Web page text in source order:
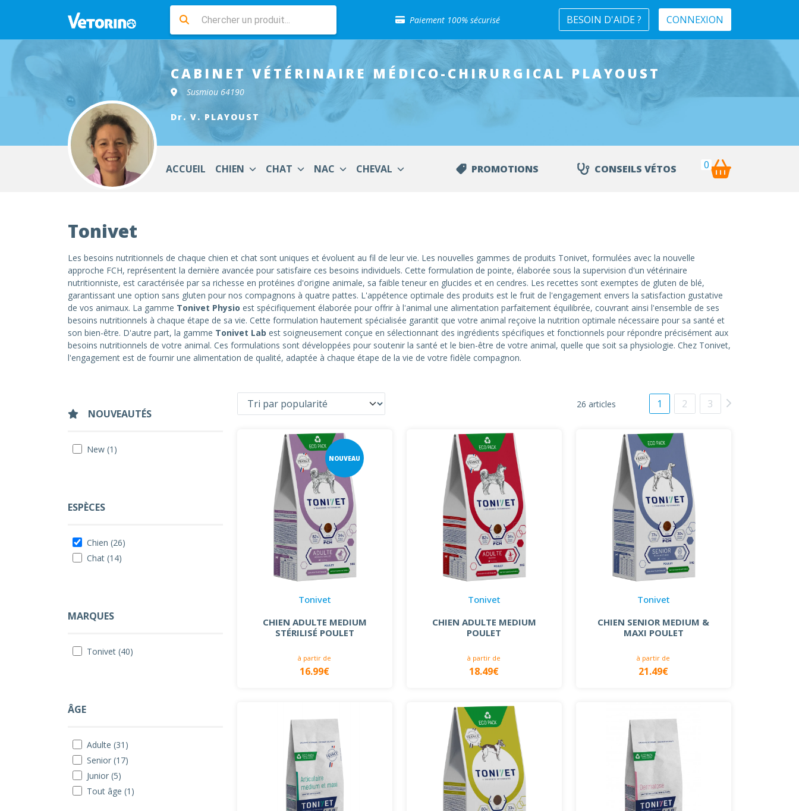
Paiement 100% sécurisé
Retour gratuit en clinique
Sélection de croquettes vétérinaire
Paiement 100% sécurisé
Livraison gratuite en clinique vétérinaire
Retour gratuit en clinique
BESOIN D'AIDE ? CONNEXION
CABINET VÉTÉRINAIRE MÉDICO-CHIRURGICAL PLAYOUST
Susmiou 64190
Dr. V. PLAYOUST
ACCUEIL CHIEN CHAT NAC CHEVAL PROMOTIONS CONSEILS VÉTOS 0
Tonivet
Les besoins nutritionnels de chaque chien et chat sont uniques et évoluent au fil de leur vie. Les nouvelles gammes de produits Tonivet, formulées avec la nouvelle
approche FCH, représentent la dernière avancée pour satisfaire ces besoins individuels. Cette formulation de pointe, élaborée sous la supervision d'un vétérinaire
nutritionniste, est caractérisée par sa richesse en protéines d'origine animale, sa faible teneur en glucides et en cendres. Les recettes sont exemptes de gluten de blé,
garantissant une option sans gluten pour nos compagnons à quatre pattes. L'appétence optimale des produits est le fruit de l'engagement envers la satisfaction gustative
de vos animaux. La gamme Tonivet Physio est spécifiquement élaborée pour offrir à l'animal une alimentation parfaitement équilibrée, couvrant ainsi l'ensemble de ses
besoins nutritionnels à chaque étape de sa vie. Cette formulation hautement spécialisée garantit que votre animal reçoive la nutrition optimale nécessaire pour sa santé et
son bien-être. D'autre part, la gamme Tonivet Lab est soigneusement conçue en sélectionnant des ingrédients spécifiques et fonctionnels pour répondre précisément aux
besoins nutritionnels de votre animal. Ces formulations sont développées pour soutenir la santé et le bien-être de votre animal, quelle que soit sa physiologie. Chez Tonivet,
l'engagement est de fournir une alimentation de qualité, adaptée à chaque étape de la vie de votre fidèle compagnon.
NOUVEAUTÉS
New (1)
ESPÈCES
Chien (26)
Chat (14)
MARQUES
Tonivet (40)
ÂGE
Adulte (31)
Senior (17)
Junior (5)
Tout âge (1)
26 articles 1 2 3
NOUVEAU
Tonivet
CHIEN ADULTE MEDIUM
STÉRILISÉ POULET
à partir de
16.99€
Tonivet
CHIEN ADULTE MEDIUM
POULET
à partir de
18.49€
Tonivet
CHIEN SENIOR MEDIUM &
MAXI POULET
à partir de
21.49€